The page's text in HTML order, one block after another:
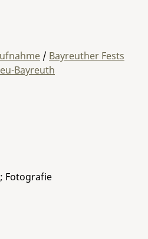
Fotografie
/ Bayreuther Fests
Bayreuth